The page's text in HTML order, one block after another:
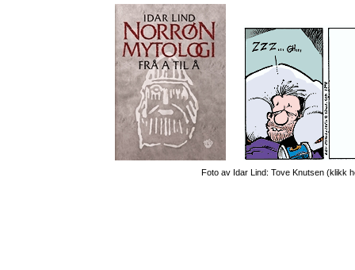
Foto av Idar Lind: Tove Knutsen (klikk